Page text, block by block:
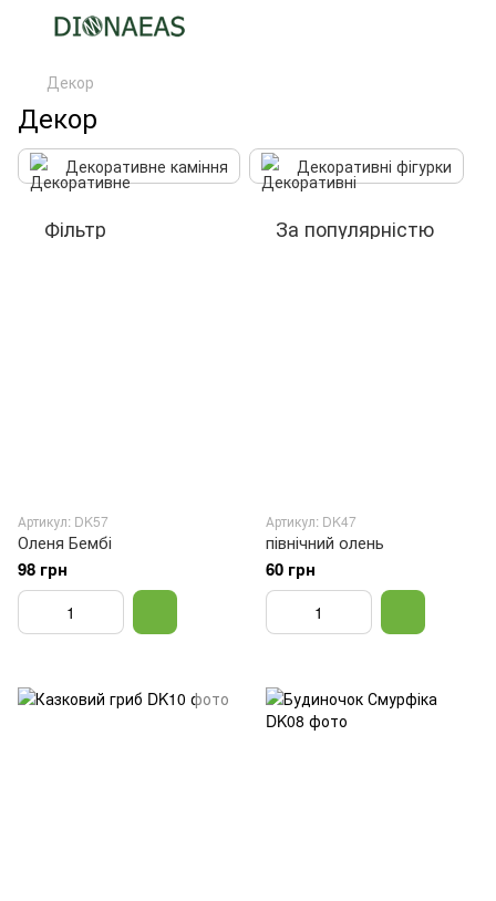
Декор
Декор
Декоративне каміння Декоративні фігурки
Фільтр За популярністю
Артикул: DK57
Оленя Бембі
98 грн
Артикул: DK47
північний олень
60 грн